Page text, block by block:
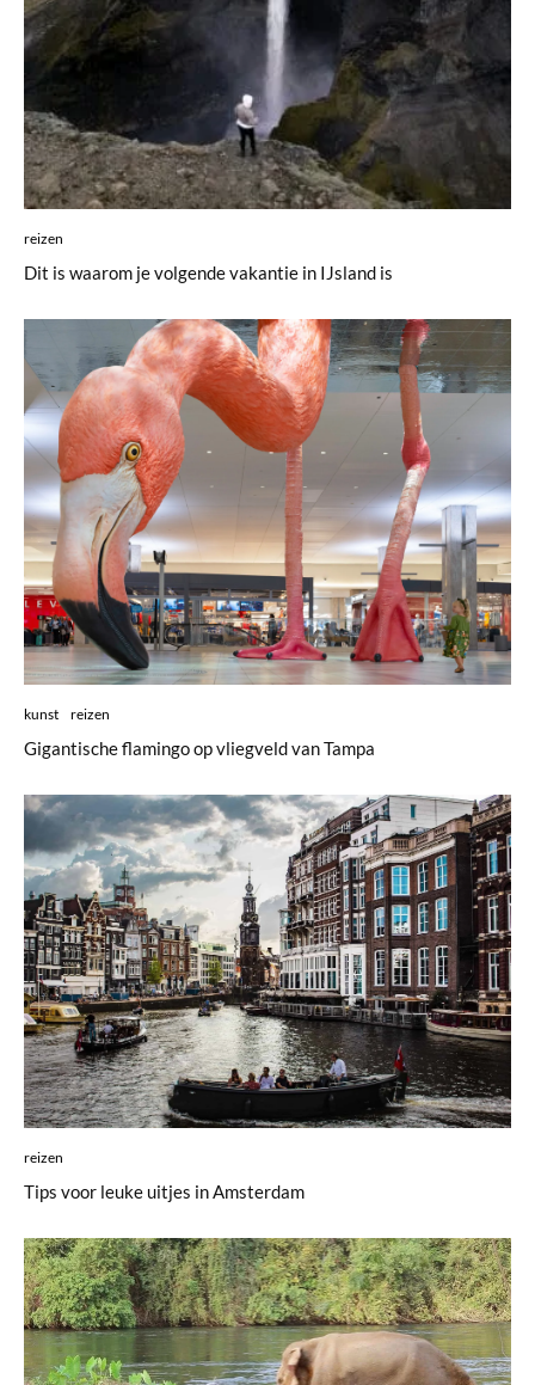
reizen
Dit is waarom je volgende vakantie in IJsland is
kunst reizen
Gigantische flamingo op vliegveld van Tampa
reizen
Tips voor leuke uitjes in Amsterdam